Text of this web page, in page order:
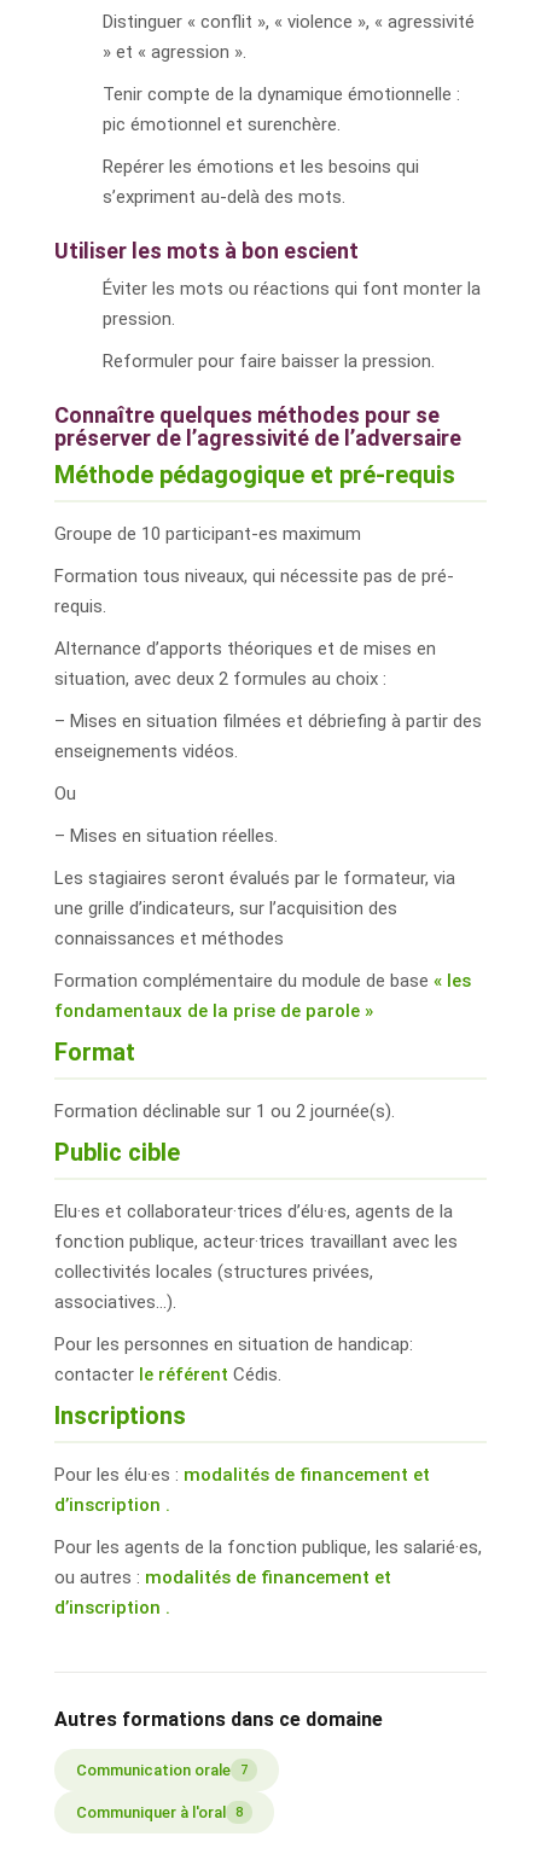
Distinguer « conflit », « violence », « agressivité
» et « agression ».
Tenir compte de la dynamique émotionnelle :
pic émotionnel et surenchère.
Repérer les émotions et les besoins qui
s’expriment au-delà des mots.
Utiliser les mots à bon escient
Éviter les mots ou réactions qui font monter la
pression.
Reformuler pour faire baisser la pression.
Connaître quelques méthodes pour se
préserver de l’agressivité de l’adversaire
Méthode pédagogique et pré-requis
Groupe de 10 participant-es maximum
Formation tous niveaux, qui nécessite pas de pré-
requis.
Alternance d’apports théoriques et de mises en
situation, avec deux 2 formules au choix :
– Mises en situation filmées et débriefing à partir des
enseignements vidéos.
Ou
– Mises en situation réelles.
Les stagiaires seront évalués par le formateur, via
une grille d’indicateurs, sur l’acquisition des
connaissances et méthodes
Formation complémentaire du module de base « les
fondamentaux de la prise de parole »
Format
Formation déclinable sur 1 ou 2 journée(s).
Public cible
Elu·es et collaborateur·trices d’élu·es, agents de la
fonction publique, acteur·trices travaillant avec les
collectivités locales (structures privées,
associatives…).
Pour les personnes en situation de handicap:
contacter le référent Cédis.
Inscriptions
Pour les élu·es : modalités de financement et
d’inscription .
Pour les agents de la fonction publique, les salarié·es,
ou autres : modalités de financement et
d’inscription .
Autres formations dans ce domaine
Communication orale 7
Communiquer à l'oral 8